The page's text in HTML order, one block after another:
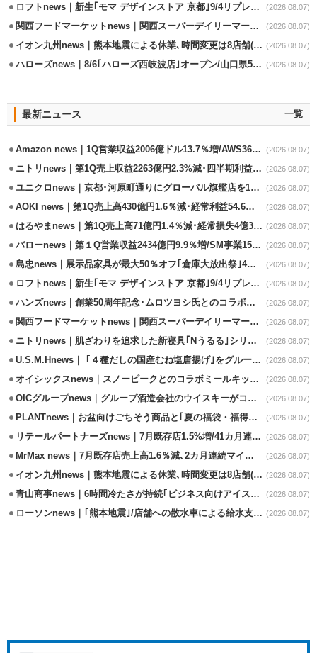
ロフトnews｜新生｢モマ デザインストア 京都｣9/4リプレイスオープン (2026.08.07)
関西フードマーケットnews｜関西スーパーデイリーマート蒲生店8/7改装 (2026.08.07)
イオン九州news｜熊本地震による休業､時間変更は8店舗(8/7時点) (2026.08.07)
ハローズnews｜8/6｢ハローズ西岐波店｣オープン/山口県5店舗目 (2026.08.07)
最新ニュース 一覧
Amazon news｜1Q営業収益2006億ドル13.7％増/AWS36.8％％増が貢献 (2026.08.07)
ニトリnews｜第1Q売上収益2263億円2.3%減･四半期利益1.4％減 (2026.08.07)
ユニクロnews｜京都･河原町通りにグローバル旗艦店を11/6開設 (2026.08.07)
AOKI news｜第1Q売上高430億円1.6％減･経常利益54.6％減 (2026.08.07)
はるやまnews｜第1Q売上高71億円1.4％減･経常損失4億3800万円 (2026.08.07)
バローnews｜第１Q営業収益2434億円9.9％増/SM事業15.5％増と絶好調 (2026.08.07)
島忠news｜展示品家具が最大50％オフ｢倉庫大放出祭｣4店舗限定で開催 (2026.08.07)
ロフトnews｜新生｢モマ デザインストア 京都｣9/4リプレイスオープン (2026.08.07)
ハンズnews｜創業50周年記念･ムロツヨシ氏とのコラボ企画｢ムロハンズ｣開催 (2026.08.07)
関西フードマーケットnews｜関西スーパーデイリーマート蒲生店8/7改装 (2026.08.07)
ニトリnews｜肌ざわりを追求した新寝具｢Nうるる｣シリーズを発売 (2026.08.07)
U.S.M.Hnews｜ ｢４種だしの国産むね塩唐揚げ｣をグループ610店で共同販促 (2026.08.07)
オイシックスnews｜スノーピークとのコラボミールキット8/13発売 (2026.08.07)
OICグループnews｜グループ酒造会社のウイスキーがコンペティション受賞 (2026.08.07)
PLANTnews｜お盆向けごちそう商品と｢夏の福袋・福得カート｣8/8から開催 (2026.08.07)
リテールパートナーズnews｜7月既存店1.5%増/41カ月連続増 (2026.08.07)
MrMax news｜7月既存店売上高1.6％減､2カ月連続マイナス (2026.08.07)
イオン九州news｜熊本地震による休業､時間変更は8店舗(8/7時点) (2026.08.07)
青山商事news｜6時間冷たさが持続｢ビジネス向けアイスベスト｣発売 (2026.08.07)
ローソンnews｜｢熊本地震｣/店舗への散水車による給水支援を開始 (2026.08.07)